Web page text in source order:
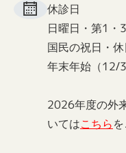
休診日
日曜日・第1・
国民の祝日・休
年末年始（12/
2026年度の外
いてはこちら